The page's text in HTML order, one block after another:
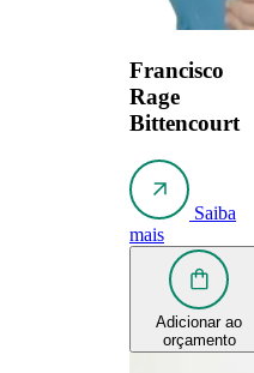
Francisco
Rage
Bittencourt
Saiba
mais
Adicionar ao
orçamento